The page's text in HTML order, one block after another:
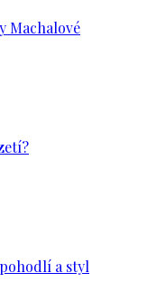
Machalové
a styl